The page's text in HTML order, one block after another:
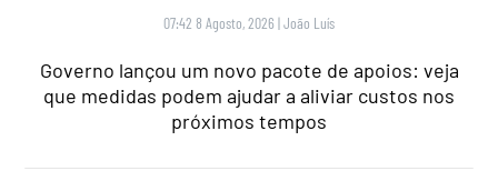
07:42 8 Agosto, 2026 |João Luís
Governo lançou um novo pacote de apoios: veja
que medidas podem ajudar a aliviar custos nos
próximos tempos